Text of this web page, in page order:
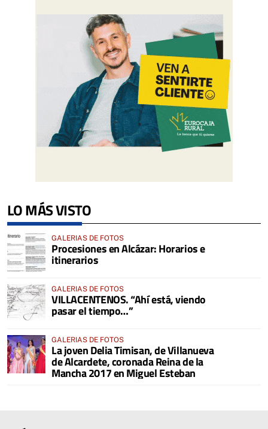
LO MÁS VISTO
GALERIAS DE FOTOS
Procesiones en Alcázar: Horarios e
itinerarios
GALERIAS DE FOTOS
VILLACENTENOS. “Ahí está, viendo
pasar el tiempo…”
GALERIAS DE FOTOS
La joven Delia Timisan, de Villanueva
de Alcardete, coronada Reina de la
Mancha 2017 en Miguel Esteban